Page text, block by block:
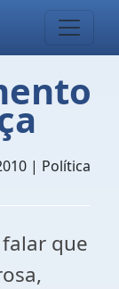
| Política
que